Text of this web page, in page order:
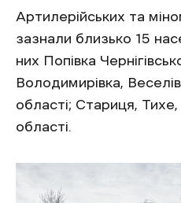
Артилерійських та
зазнали близько 15
них Попівка
Володимирівка,
області; Стариця, Тихе,
області.